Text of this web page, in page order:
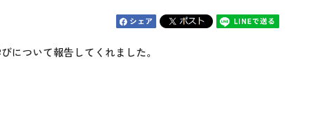
について報告してくれました。